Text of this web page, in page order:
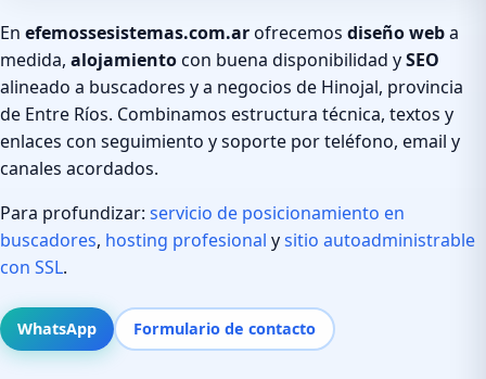
En efemossesistemas.com.arofrecemos diseño weba
medida, alojamientocon buena disponibilidad ySEO
alineado a buscadores y a negocios de Hinojal, provincia
de Entre Ríos. Combinamos estructura técnica, textos y
enlaces con seguimiento y soporte por teléfono, email y
canales acordados.
Para profundizar: servicio de posicionamiento en
buscadores, hosting profesional ysitio autoadministrable
con SSL.
WhatsApp Formulario de contacto